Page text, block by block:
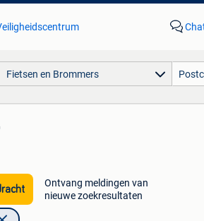
Fietsen en Brommers
Ontvang meldingen van
nieuwe zoekresultaten